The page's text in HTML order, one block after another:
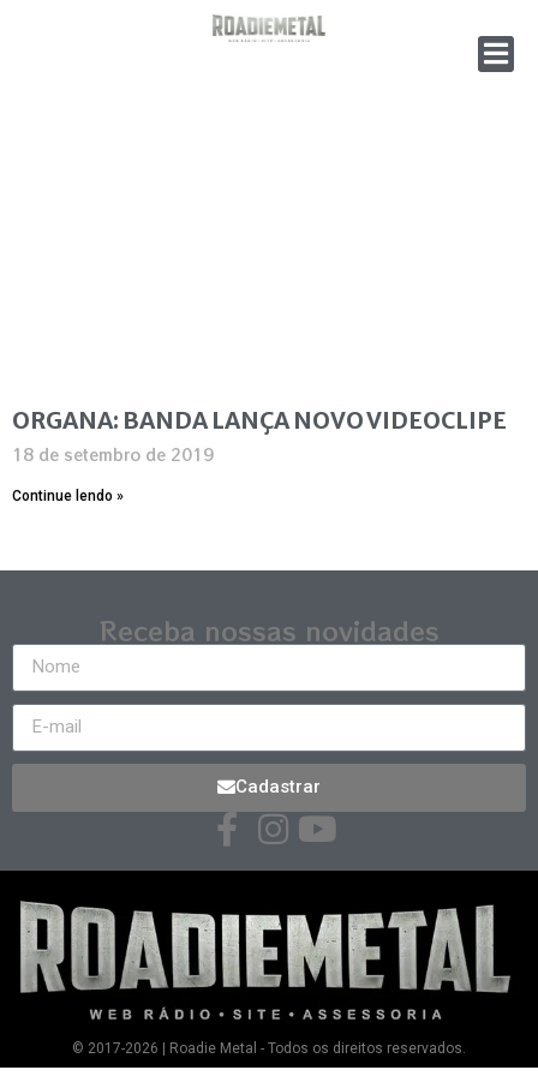
ORGANA: BANDA LANÇA NOVO VIDEOCLIPE
18 de setembro de 2019
Continue lendo »
Receba nossas novidades
Cadastrar
© 2017-2026 | Roadie Metal - Todos os direitos reservados.